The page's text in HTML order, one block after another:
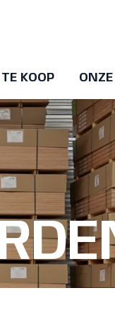
KOOP